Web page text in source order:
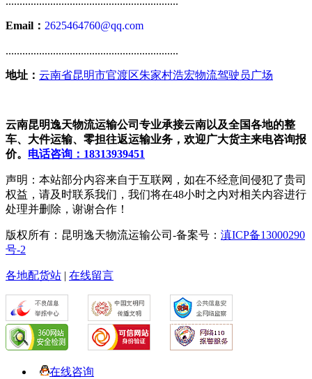
Email： 2625464760@qq.com
..............................................................
地址： 云南省昆明市官渡区朱家村浩宏物流驾驶员广场
云南昆明逸天物流运输公司专业承接云南以及全国各地的整
车、大件运输、零担往返运输业务，欢迎广大货主来电咨询报
价。 电话咨询：18313939451
声明：本站部分内容来自于互联网，如在不经意间侵犯了贵司
权益，请及时联系我们，我们将在48小时之内对相关内容进行
处理并删除，谢谢合作！
版权所有：昆明逸天物流运输公司-备案号： 滇ICP备13000290
号-2
各地配货站 | 在线留言
在线咨询